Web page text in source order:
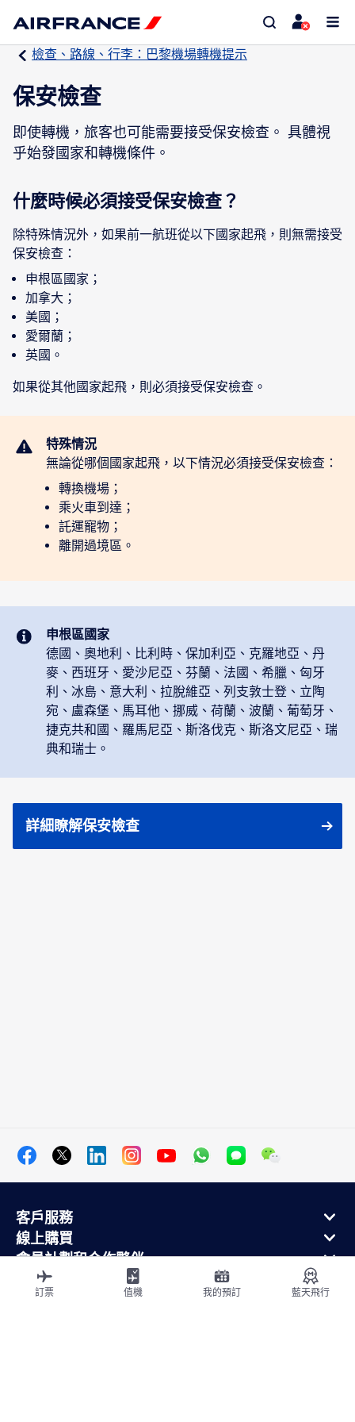
檢查、路線、行李：巴黎機場轉機提示
保安檢查
即使轉機，旅客也可能需要接受保安檢查。 具體視
乎始發國家和轉機條件。
什麼時候必須接受保安檢查？
除特殊情況外，如果前一航班從以下國家起飛，則無需接受
保安檢查：
申根區國家；
加拿大；
美國；
愛爾蘭；
英國。
如果從其他國家起飛，則必須接受保安檢查。
特殊情況
無論從哪個國家起飛，以下情況必須接受保安檢查：
轉換機場；
乘火車到達；
託運寵物；
離開過境區。
申根區國家
德國、奧地利、比利時、保加利亞、克羅地亞、丹
麥、西班牙、愛沙尼亞、芬蘭、法國、希臘、匈牙
利、冰島、意大利、拉脫維亞、列支敦士登、立陶
宛、盧森堡、馬耳他、挪威、荷蘭、波蘭、葡萄牙、
捷克共和國、羅馬尼亞、斯洛伐克、斯洛文尼亞、瑞
典和瑞士。
詳細瞭解保安檢查
客戶服務
線上購買
會員計劃和合作夥伴
關於法航
法航手機應用
訂票 值機 我的預訂 藍天飛行